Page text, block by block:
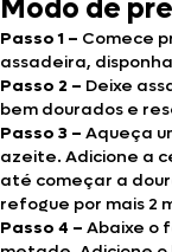
Modo de
Passo 1 – Comece
assadeira,
Passo 2 – Deixe
bem dourados e
Passo 3 – Aqueça
azeite. Adicione a
até começar a
refogue por mais 2
Passo 4 – Abaixe o